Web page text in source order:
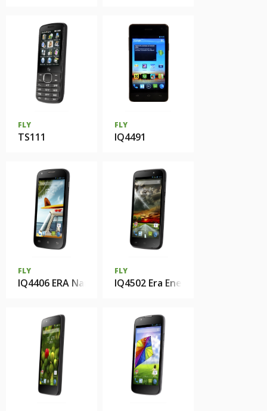
FLY
TS111
FLY
IQ4491
FLY
IQ4406 ERA Nano 6
FLY
IQ4502 Era Energy 1 Quad